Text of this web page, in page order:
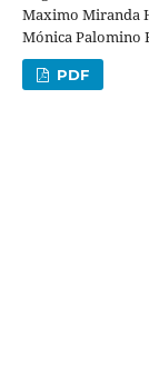
Maximo Miranda
Mónica Palomino
PDF